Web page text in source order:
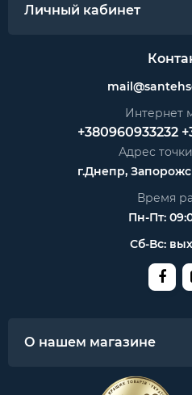
Личный кабинет
Интернет
+380960933232
Адрес
г.Днепр,
Время
Пн-Пт:
Сб-Вс:
О нашем магазине